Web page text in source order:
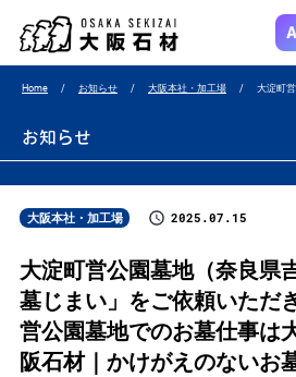
Home お知らせ 大阪本社・加工場 大淀町
お知らせ
大阪本社・加工場 2025.07.15
大淀町営公園墓地（奈良県
墓じまい」をご依頼いただ
営公園墓地でのお墓仕事は
阪石材｜かけがえのないお